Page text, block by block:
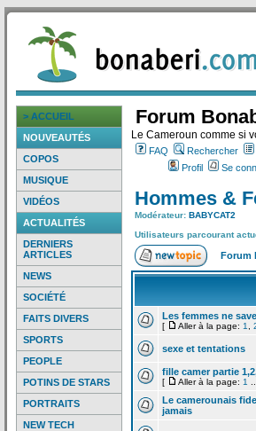
> ACCUEIL
NOUVEAUTÉS
COPOS
MUSIQUE
VIDÉOS
ACTUALITÉS
DERNIERS
ARTICLES
NEWS
SOCIÉTÉ
FAITS DIVERS
SPORTS
PEOPLE
POTINS DE STARS
PORTRAITS
NEW TECH
Forum
Le Cameroun comme si
FAQ Rechercher
Profil
Se
Hommes &
Modérateur: BABYCAT2
Utilisateurs parcourant
Forum
Les femmes ne
[ Aller à la page: 1
sexe et tentations
fille camer partie
[ Aller à la page: 1
Le camerounais
jamais